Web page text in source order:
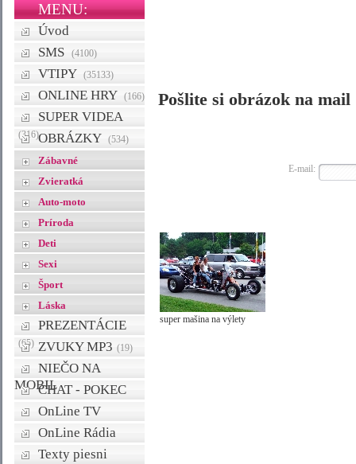
MENU:
Úvod
SMS
(4100)
VTIPY (35133)
ONLINE HRY (166)
SUPER VIDEA
(316)OBRÁZKY (534)
Zábavné
Zvieratká
Auto-moto
Príroda
Deti
Sexi
Šport
Láska
PREZENTÁCIE
(65) ZVUKY MP3 (19)
NIEČO NA
MOBILCHAT - POKEC
OnLine TV
OnLine Rádia
Texty piesni
Pošlite si obrázok na mail
E-mail:
super mašina na výlety